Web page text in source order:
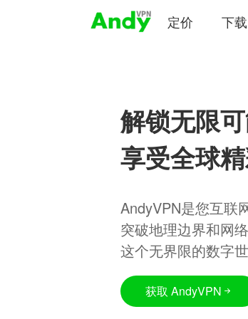
定价 下载
解锁无限可
享受全球精
AndyVPN是您互联
突破地理边界和网
这个无界限的数字世
获取 AndyVPN